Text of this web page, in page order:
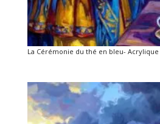
La Cérémonie du thé en bleu- Acrylique